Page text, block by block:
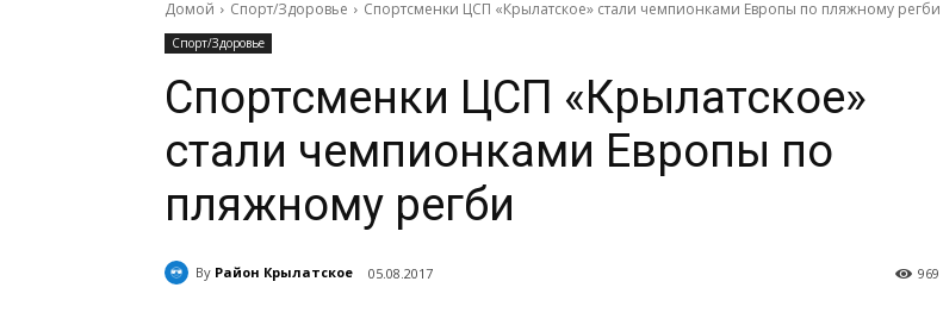
Домой Спорт/Здоровье Спортсменки ЦСП «Крылатское» стали чемпионками Европы по пляжному регби
Спорт/Здоровье
Спортсменки ЦСП «Крылатское»
стали чемпионками Европы по
пляжному регби
By Район Крылатское 05.08.2017 969